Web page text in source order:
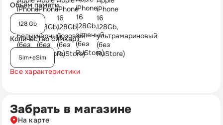
Объём памяти
128 Gb
Количество симкарт
Sim+eSim
Все характеристики
Забрать в магазине
На карте